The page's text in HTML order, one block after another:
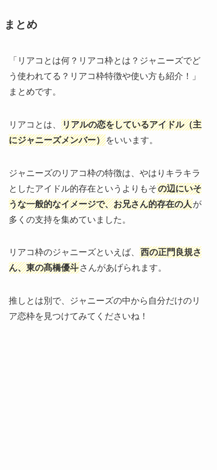
まとめ
「リアコとは何？リアコ枠とは？ジャニーズでど
う使われてる？リアコ枠特徴や使い方も紹介！」
まとめです。
リアコとは、 リアルの恋をしているアイドル（主
にジャニーズメンバー）をいいます。
ジャニーズのリアコ枠の特徴は、やはりキラキラ
としたアイドル的存在というよりもその辺にいそ
うな一般的なイメージで、お兄さん的存在の人が
多くの支持を集めていました。
リアコ枠のジャニーズといえば、 西の正門良規さ
ん、東の髙橋優斗さんがあげられます。
推しとは別で、ジャニーズの中から自分だけのリ
ア恋枠を見つけてみてくださいね！